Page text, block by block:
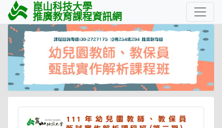
崑山科技大學
推廣教育課程資訊網